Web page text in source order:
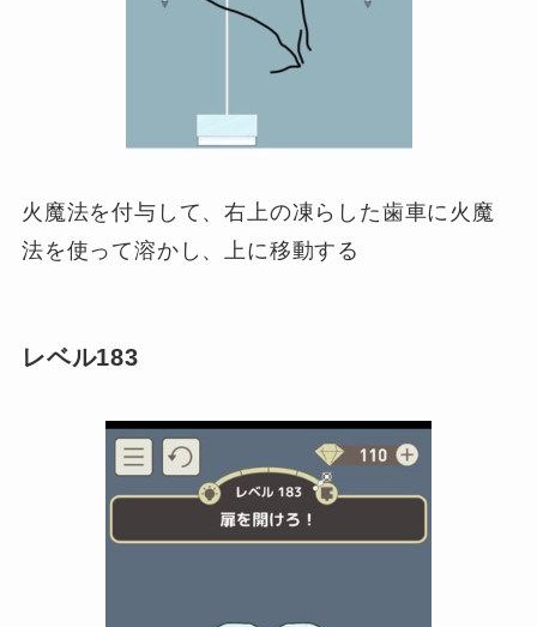
火魔法を付与して、右上の凍らした歯車に火魔
法を使って溶かし、上に移動する
レベル183